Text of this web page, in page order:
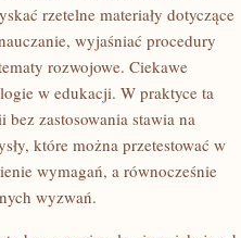
rzetelne materiały dotyczące
wyjaśniać procedury
rozwojowe. Ciekawe
w edukacji. W praktyce ta
bez zastosowania stawia na
które można przetestować w
wymagań, a równocześnie
wyzwań.